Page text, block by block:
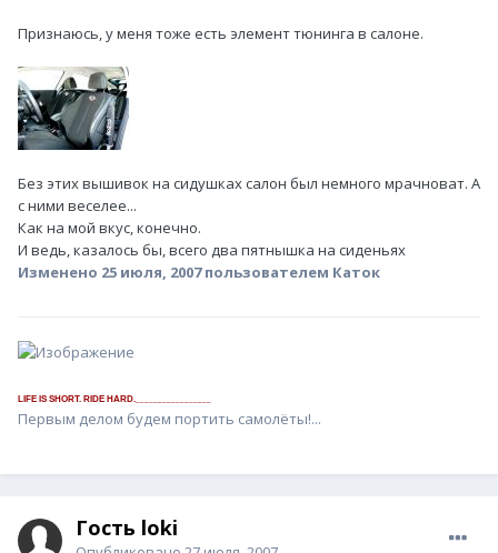
Признаюсь, у меня тоже есть элемент тюнинга в салоне.
Без этих вышивок на сидушках салон был немного мрачноват. А
с ними веселее...
Как на мой вкус, конечно.
И ведь, казалось бы, всего два пятнышка на сиденьях
Изменено 25 июля, 2007пользователем Каток
LIFE IS SHORT. RIDE HARD.
Первым делом будем портить самолёты!...
Гость loki